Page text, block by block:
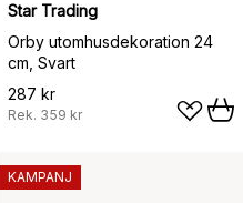
Star Trading
Orby utomhusdekoration 24
cm, Svart
287 kr
Rek. 359 kr
KAMPANJ